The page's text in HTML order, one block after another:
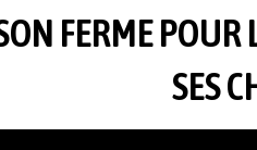
FERME POUR
SES